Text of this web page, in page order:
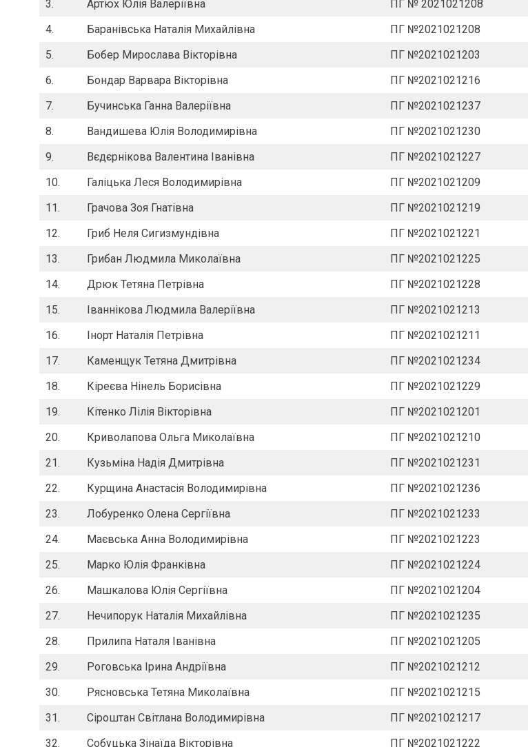
3.
Артюх Юлія Валеріївна ПГ № 2021021208
4.
Баранівська Наталія Михайлівна ПГ №2021021208
5.
Бобер Мирослава Вікторівна ПГ №2021021203
6.
Бондар Варвара Вікторівна ПГ №2021021216
7.
Бучинська Ганна Валеріївна ПГ №2021021237
8.
Вандишева Юлія Володимирівна ПГ №2021021230
9.
Вєдєрнікова Валентина Іванівна ПГ №2021021227
10.
Галіцька Леся Володимирівна ПГ №2021021209
11.
Грачова Зоя Гнатівна ПГ №2021021219
12.
Гриб Неля Сигизмундівна ПГ №2021021221
13.
Грибан Людмила Миколаївна ПГ №2021021225
14.
Дрюк Тетяна Петрівна ПГ №2021021228
15.
Іваннікова Людмила Валеріївна ПГ №2021021213
16.
Інорт Наталія Петрівна ПГ №2021021211
17.
Каменщук Тетяна Дмитрівна ПГ №2021021234
18.
Кіреєва Нінель Борисівна ПГ №2021021229
19.
Кітенко Лілія Вікторівна ПГ №2021021201
20.
Криволапова Ольга Миколаївна ПГ №2021021210
21.
Кузьміна Надія Дмитрівна ПГ №2021021231
22.
Курщина Анастасія Володимирівна ПГ №2021021236
23.
Лобуренко Олена Сергіївна ПГ №2021021233
24.
Маєвська Анна Володимирівна ПГ №2021021223
25.
Марко Юлія Франківна ПГ №2021021224
26.
Машкалова Юлія Сергіївна ПГ №2021021204
27.
Нечипорук Наталія Михайлівна ПГ №2021021235
28.
Прилипа Наталя Іванівна ПГ №2021021205
29.
Роговська Ірина Андріївна ПГ №2021021212
30.
Рясновська Тетяна Миколаївна ПГ №2021021215
31.
Сіроштан Світлана Володимирівна ПГ №2021021217
32.
Собуцька Зінаїда Вікторівна ПГ №2021021222